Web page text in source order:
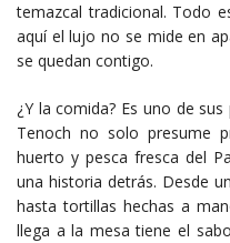
temazcal tradicional. Todo
aquí el lujo no se mide en
se quedan contigo.
¿Y la comida? Es uno de
Tenoch no solo presume
huerto y pesca fresca del
una historia detrás. Desde
hasta tortillas hechas a
llega a la mesa tiene el